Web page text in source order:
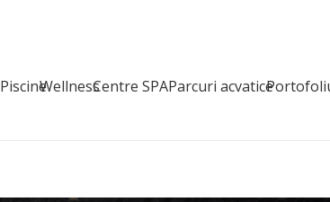
PiscineWellnessCentre SPAParcuri acvatice